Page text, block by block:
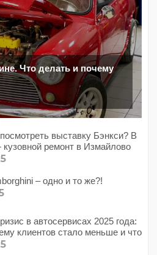
Что делать и почему
выставку Бэнкси? В
ремонт в Измайлово
– одно и то же?!
в автосервисах 2025 года:
клиентов стало меньше и что